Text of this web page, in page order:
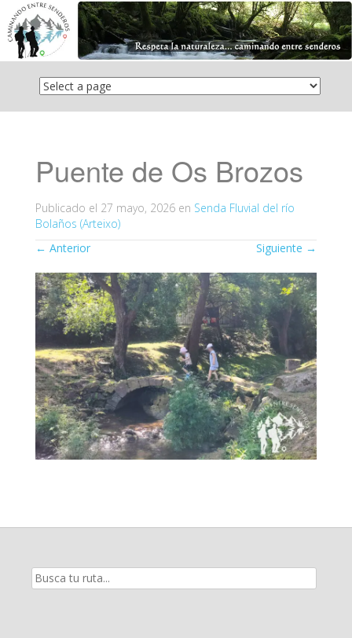
Saltar
contenido
Puente de Os Brozos
Publicado el 27 mayo, 2026 en Senda Fluvial del río
Bolaños (Arteixo)
← Anterior Siguiente →
Resultados